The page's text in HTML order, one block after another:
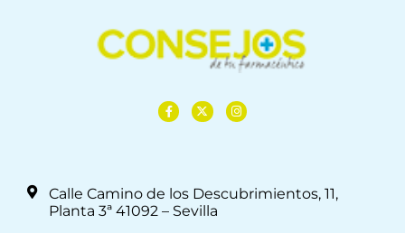
Calle Camino de los Descubrimientos, 11,
Planta 3ª 41092 – Sevilla